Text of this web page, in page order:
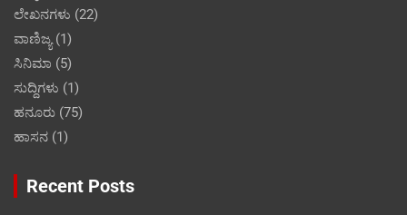
ಲೇಖನಗಳು (22)
ವಾಣಿಜ್ಯ(1)
ಸಿನಿಮಾ (5)
ಸುದ್ದಿಗಳು (1)
ಹನೂರು (75)
ಹಾಸನ (1)
Recent Posts